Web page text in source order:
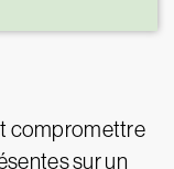
compromettre
sur un